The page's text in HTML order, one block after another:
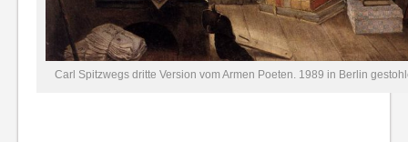
Carl Spitzwegs dritte Version vom Armen Poeten. 1989 in Berlin